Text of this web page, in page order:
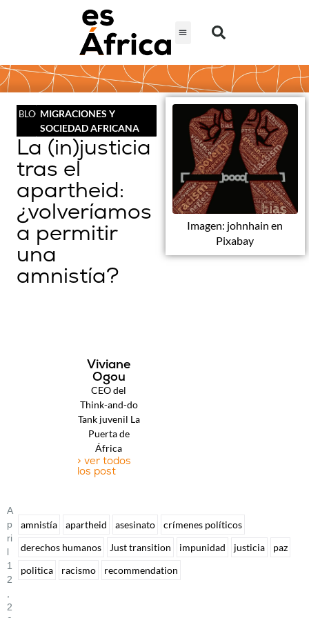
BLOGMIGRACIONES Y
SOCIEDAD AFRICANA
La (in)justicia
tras el
apartheid:
¿volveríamos
a permitir
una
amnistía?
Imagen: johnhain en
Pixabay
Viviane
Ogou
CEO del
Think-and-do
Tank juvenil La
Puerta de
África
> ver todos
los post
A
P
Ri
L
1
2
2
amnistía apartheid asesinato
crímenes políticos
derechos humanos
Just transition impunidad justicia
paz
politica
racismo recommendation